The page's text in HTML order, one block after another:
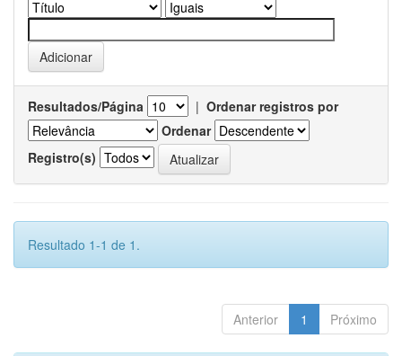
Resultados/Página | Ordenar registros por
Ordenar
Registro(s)
Resultado 1-1 de 1.
Anterior 1 Próximo